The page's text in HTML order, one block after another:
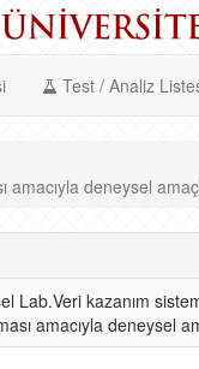
Test / Analiz
deneysel
Lab.Veri kazanım
amacıyla deneysel